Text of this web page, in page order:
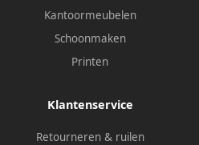
Kantoormeubelen
Schoonmaken
Printen
Klantenservice
Retourneren & ruilen